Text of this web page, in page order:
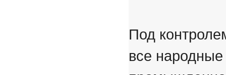
Под
все